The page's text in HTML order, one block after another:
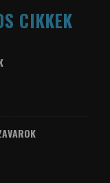
CIKKEK